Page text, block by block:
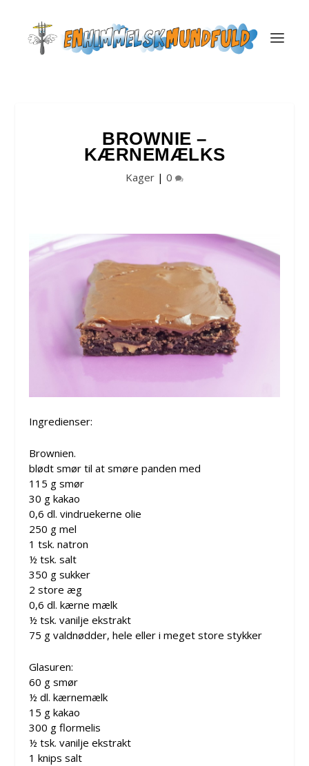
BROWNIE –
KÆRNEMÆLKS
Kager | 0
Ingredienser:
Brownien.
blødt smør til at smøre panden med
115 g smør
30 g kakao
0,6 dl. vindruekerne olie
250 g mel
1 tsk. natron
½ tsk. salt
350 g sukker
2 store æg
0,6 dl. kærne mælk
½ tsk. vanilje ekstrakt
75 g valdnødder, hele eller i meget store stykker
Glasuren:
60 g smør
½ dl. kærnemælk
15 g kakao
300 g flormelis
½ tsk. vanilje ekstrakt
1 knips salt